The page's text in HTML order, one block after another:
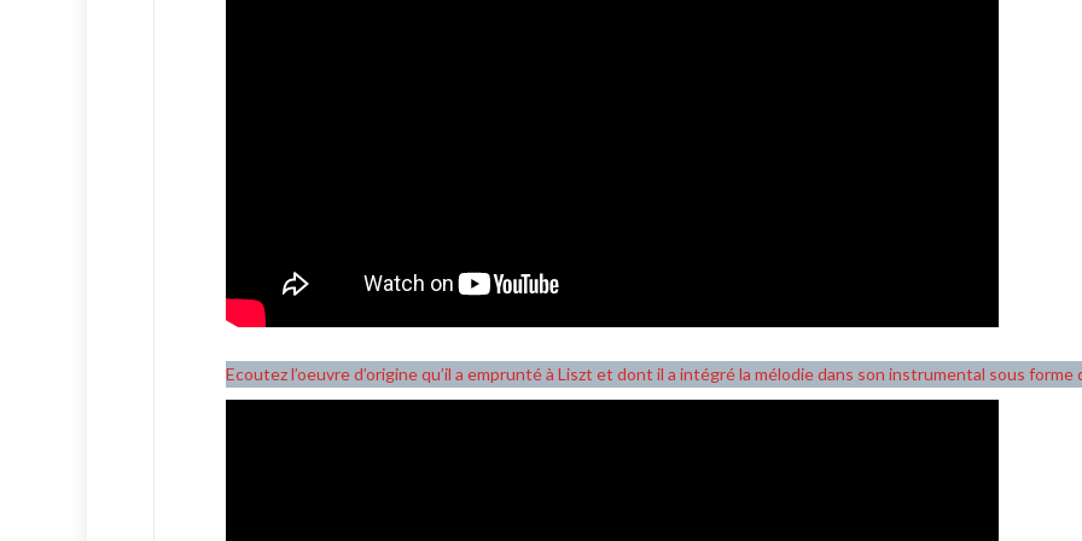
Ecoutez l’oeuvre d’origine qu’il a emprunté à Liszt et dont il a intégré la mélodie dans son instrumental sous forme